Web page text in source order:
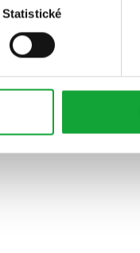
Statistické